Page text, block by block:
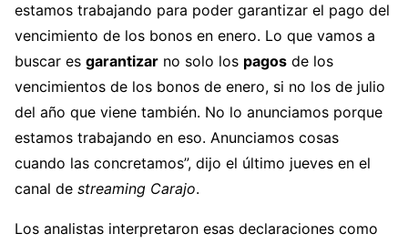
estamos trabajando para poder garantizar el pago del
vencimiento de los bonos en enero. Lo que vamos a
buscar es garantizar no solo los pagos de los
vencimientos de los bonos de enero, si no los de julio
del año que viene también. No lo anunciamos porque
estamos trabajando en eso. Anunciamos cosas
cuando las concretamos”, dijo el último jueves en el
canal de streaming Carajo.
Los analistas interpretaron esas declaraciones como